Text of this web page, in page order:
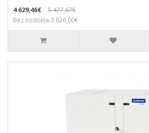
4 629,46€
5 477,67€
Bez nodokļa:3 826,00€